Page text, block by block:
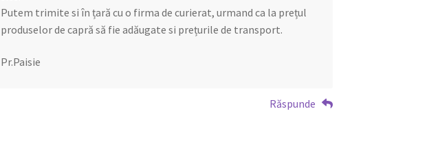
Putem trimite si în țară cu o firma de curierat, urmand ca la prețul
produselor de capră să fie adăugate si prețurile de transport.
Pr.Paisie
Răspunde